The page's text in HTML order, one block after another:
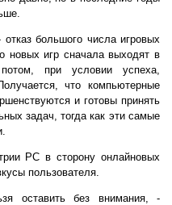
большого числа игровых
новых игр сначала выходят в
при условии успеха,
что компьютерные
и готовы принять
задач, тогда как эти самые
PC в сторону онлайновых
пользователя.
оставить без внимания, -